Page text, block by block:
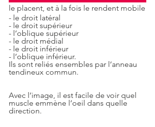
le placent, et à la fois le rendent mobile
- le droit latéral
- le droit supérieur
- l’oblique supérieur
- le droit médial
- le droit inférieur
- l’oblique inférieur.
Ils sont reliés ensembles par l’anneau
tendineux commun.
Avec l’image, il est facile de voir quel
muscle emmène l’oeil dans quelle
direction.